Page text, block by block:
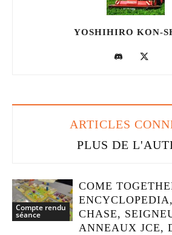
YOSHIHIRO KON-
ARTICLES
PLUS DE
Compte rendu
séance
COME
CHASE,
ANNEAUX JCE,